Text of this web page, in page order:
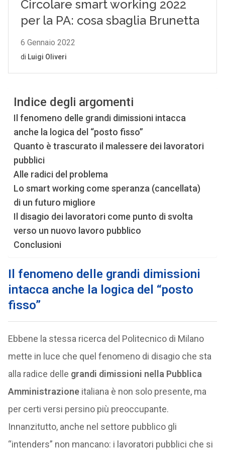
Indice degli argomenti
Il fenomeno delle grandi dimissioni intacca
anche la logica del “posto fisso”
Quanto è trascurato il malessere dei lavoratori
pubblici
Alle radici del problema
Lo smart working come speranza (cancellata)
di un futuro migliore
Il disagio dei lavoratori come punto di svolta
verso un nuovo lavoro pubblico
Conclusioni
Il fenomeno delle grandi dimissioni
intacca anche la logica del “posto
fisso”
Ebbene la stessa ricerca del Politecnico di Milano
mette in luce che quel fenomeno di disagio che sta
alla radice delle grandi dimissioni nella Pubblica
Amministrazioneitaliana è non solo presente, ma
per certi versi persino più preoccupante.
Innanzitutto, anche nel settore pubblico gli
“intenders” non mancano: i lavoratori pubblici che si